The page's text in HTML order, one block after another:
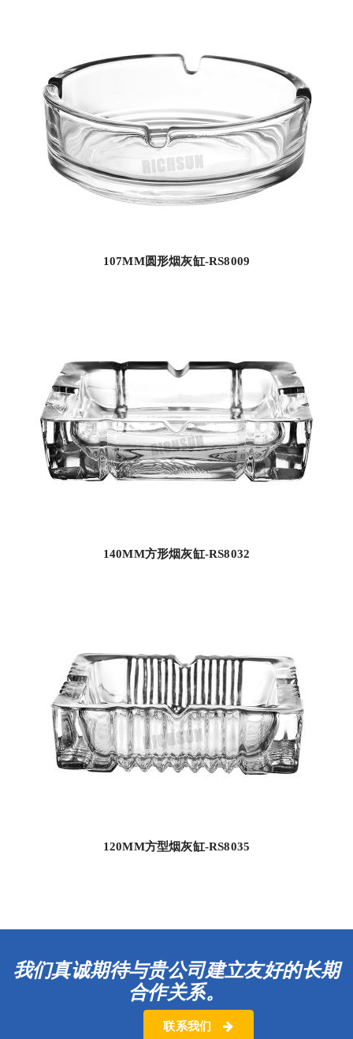
107MM圆形烟灰缸-RS8009
140MM方形烟灰缸-RS8032
120MM方型烟灰缸-RS8035
我们真诚期待与贵公司建立友好的长期
合作关系。
联系我们